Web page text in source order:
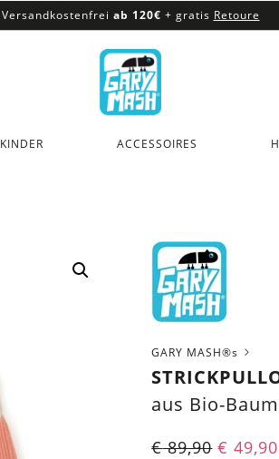
Versandkostenfrei ab 120€ + gratis Retoure
Versandkostenfreiab 120€
KINDER ACCESSOIRES
GARY MASH®s
aus Bio-
€89,90 € 49,90